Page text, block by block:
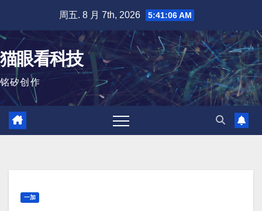
内
容
周五. 8 月 7th, 2026 5:41:07 AM
猫眼看科技
铭矽创作
一加